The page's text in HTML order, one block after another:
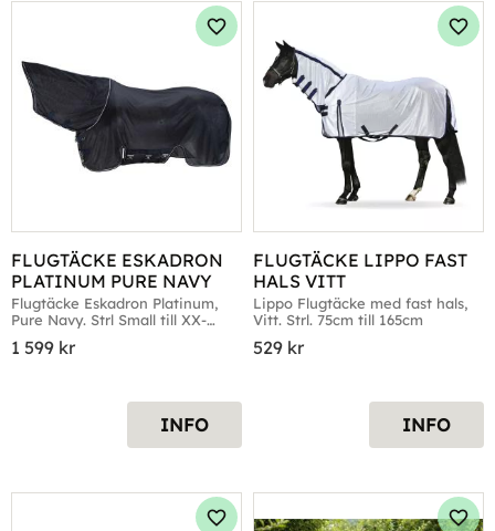
FLUGTÄCKE ESKADRON
PLATINUM PURE NAVY
Flugtäcke Eskadron Platinum,
Pure Navy. Strl Small till XX-
1 599 kr
Lägg till i favoriter
INFO
FLUGTÄCKE LIPPO FAST
HALS VITT
Lippo Flugtäcke med fast hals,
Vitt. Strl. 75cm till 165cm
529 kr
INFO